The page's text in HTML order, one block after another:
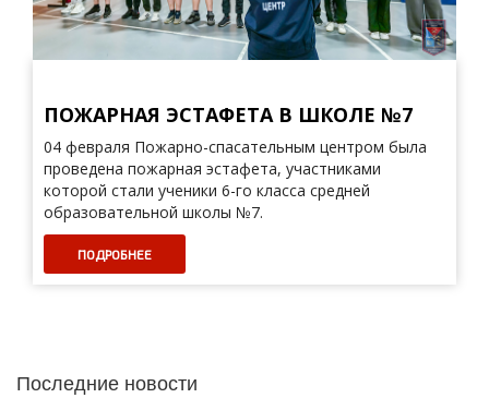
ПОЖАРНАЯ ЭСТАФЕТА В ШКОЛЕ №7
04 февраля Пожарно-спасательным центром была
проведена пожарная эстафета, участниками
которой стали ученики 6-го класса средней
образовательной школы №7.
ПОДРОБНЕЕ
Последние новости